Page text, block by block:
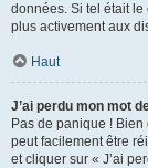
données. Si tel était
plus activement aux
Haut
J’ai perdu mon mot
Pas de panique !
peut facilement être
et cliquer sur « J’ai